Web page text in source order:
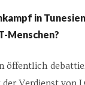
in
Menschen?
öffentlich